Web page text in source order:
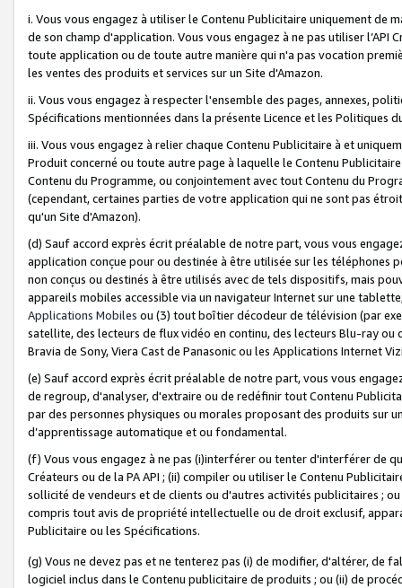
i. Vous vous engagez à utiliser le Contenu Publicitaire uniquement de
de son champ d'application. Vous vous engagez à ne pas utiliser l’API
toute application ou de toute autre manière qui n'a pas vocation
les ventes des produits et services sur un Site d'Amazon.
ii. Vous vous engagez à respecter l'ensemble des pages, annexes,
Spécifications mentionnées dans la présente Licence et les Politiques
iii. Vous vous engagez à relier chaque Contenu Publicitaire à et
Produit concerné ou toute autre page à laquelle le Contenu
Contenu du Programme, ou conjointement avec tout Contenu du
(cependant, certaines parties de votre application qui ne sont pas
qu'un Site d'Amazon).
(d) Sauf accord exprès écrit préalable de notre part, vous vous
application conçue pour ou destinée à être utilisée sur les téléphones
non conçus ou destinés à être utilisés avec de tels dispositifs, mais
appareils mobiles accessible via un navigateur Internet sur une
Applications Mobiles ou (3) tout boîtier décodeur de télévision (par
satellite, des lecteurs de flux vidéo en continu, des lecteurs Blu-ray
Bravia de Sony, Viera Cast de Panasonic ou les Applications Internet
(e) Sauf accord exprès écrit préalable de notre part, vous vous
de regroup, d'analyser, d'extraire ou de redéfinir tout Contenu
par des personnes physiques ou morales proposant des produits sur
d’apprentissage automatique et ou fondamental.
(f) Vous vous engagez à ne pas (i)interférer ou tenter d'interférer de
Créateurs ou de la PA API ; (ii) compiler ou utiliser le Contenu
sollicité de vendeurs et de clients ou d'autres activités publicitaires ;
compris tout avis de propriété intellectuelle ou de droit exclusif,
Publicitaire ou les Spécifications.
(g) Vous ne devez pas et ne tenterez pas (i) de modifier, d'altérer, de
logiciel inclus dans le Contenu publicitaire de produits ; ou (ii) de